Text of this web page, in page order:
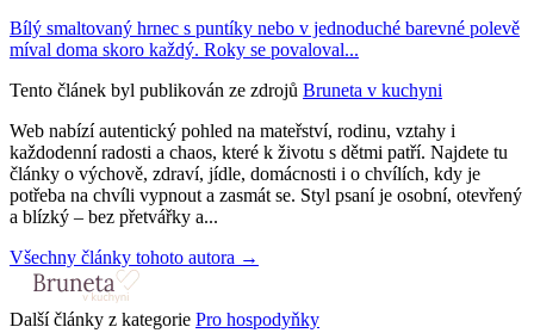
Bílý smaltovaný hrnec s puntíky nebo v jednoduché barevné polevě
míval doma skoro každý. Roky se povaloval...
Tento článek byl publikován ze zdrojů Bruneta v kuchyni
Web nabízí autentický pohled na mateřství, rodinu, vztahy i
každodenní radosti a chaos, které k životu s dětmi patří. Najdete tu
články o výchově, zdraví, jídle, domácnosti i o chvílích, kdy je
potřeba na chvíli vypnout a zasmát se. Styl psaní je osobní, otevřený
a blízký – bez přetvářky a...
Všechny články tohoto autora →
Další články z kategorie Pro hospodyňky